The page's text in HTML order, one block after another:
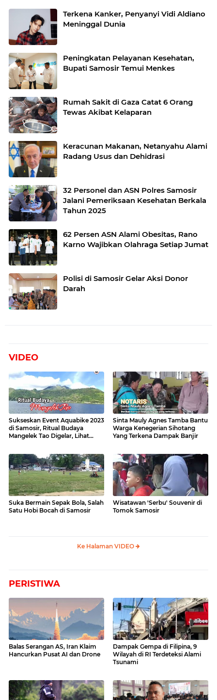
Terkena Kanker, Penyanyi Vidi Aldiano
Meninggal Dunia
Peningkatan Pelayanan Kesehatan,
Bupati Samosir Temui Menkes
Rumah Sakit di Gaza Catat 6 Orang
Tewas Akibat Kelaparan
Keracunan Makanan, Netanyahu Alami
Radang Usus dan Dehidrasi
32 Personel dan ASN Polres Samosir
Jalani Pemeriksaan Kesehatan Berkala
Tahun 2025
62 Persen ASN Alami Obesitas, Rano
Karno Wajibkan Olahraga Setiap Jumat
Polisi di Samosir Gelar Aksi Donor
Darah
VIDEO
Sukseskan Event Aquabike 2023
di Samosir, Ritual Budaya
Mangelek Tao Digelar, Lihat
Sinta Mauly Agnes Tamba Bantu
Warga Kenegerian Sihotang
Yang Terkena Dampak Banjir
Suka Bermain Sepak Bola, Salah
Satu Hobi Bocah di Samosir
Wisatawan 'Serbu' Souvenir di
Tomok Samosir
Ke Halaman VIDEO
PERISTIWA
Balas Serangan AS, Iran Klaim
Hancurkan Pusat AI dan Drone
Dampak Gempa di Filipina, 9
Wilayah di RI Terdeteksi Alami
Tsunami